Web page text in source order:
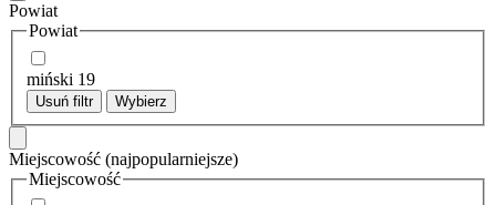
Powiat
Powiat
miński 19
Usuń filtr Wybierz
Miejscowość (najpopularniejsze)
Miejscowość